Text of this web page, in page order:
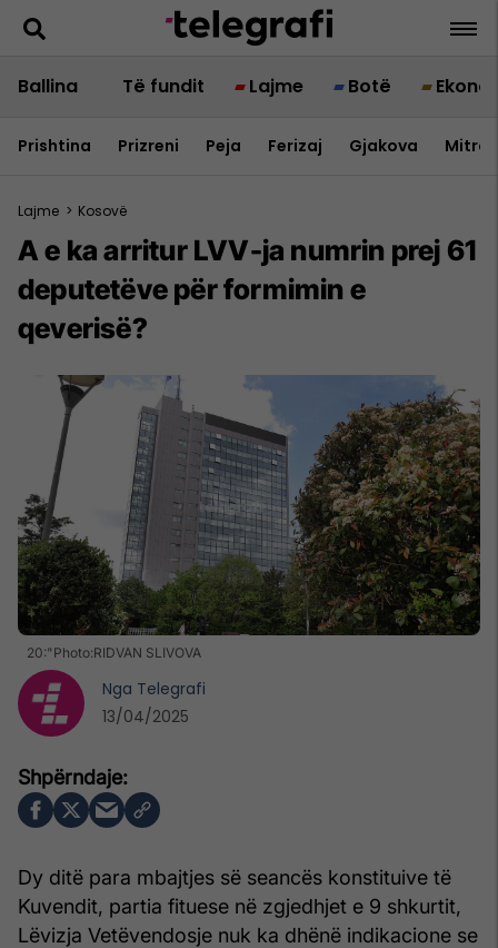
Ballina Të fundit Lajme Botë
Prishtina Prizreni Peja Ferizaj Gjakova
Lajme > Kosovë
​A e ka arritur LVV-ja numrin prej 61
deputetëve për formimin e
qeverisë?
20:"Photo:RIDVAN SLIVOVA
Dy ditë para mbajtjes së seancës konstituive të
Kuvendit, partia fituese në zgjedhjet e 9 shkurtit,
Lëvizja Vetëvendosje nuk ka dhënë indikacione se
Nga Telegrafi
13/04/2025